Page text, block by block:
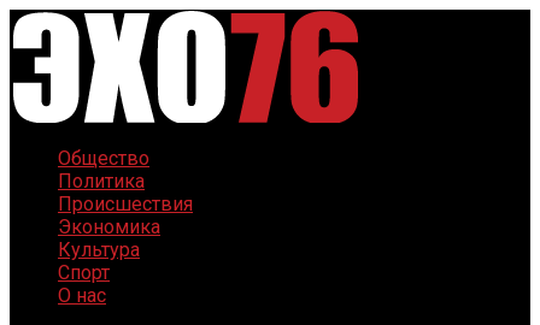
Общество
Политика
Происшествия
Экономика
Культура
Спорт
О нас